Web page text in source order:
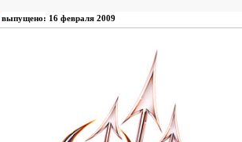
выпущено: 16 февраля 2009